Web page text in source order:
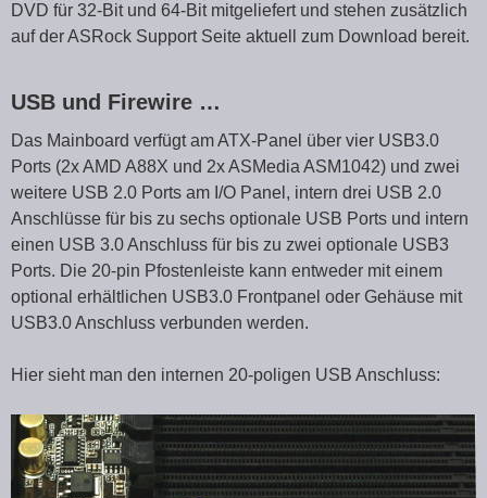
DVD für 32-Bit und 64-Bit mitgeliefert und stehen zusätzlich
auf der ASRock Support Seite aktuell zum Download bereit.
USB und Firewire …
Das Mainboard verfügt am ATX-Panel über vier USB3.0
Ports (2x AMD A88X und 2x ASMedia ASM1042) und zwei
weitere USB 2.0 Ports am I/O Panel, intern drei USB 2.0
Anschlüsse für bis zu sechs optionale USB Ports und intern
einen USB 3.0 Anschluss für bis zu zwei optionale USB3
Ports. Die 20-pin Pfostenleiste kann entweder mit einem
optional erhältlichen USB3.0 Frontpanel oder Gehäuse mit
USB3.0 Anschluss verbunden werden.
Hier sieht man den internen 20-poligen USB Anschluss: